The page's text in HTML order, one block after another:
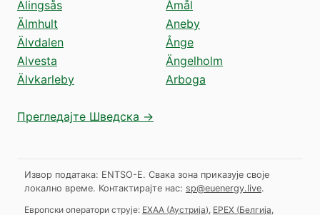
Alingsås
Älmhult
Älvdalen
Alvesta
Älvkarleby
Åmål
Aneby
Ånge
Ängelholm
Arboga
Прегледајте Шведска →
Извор података: ENTSO-E. Свака зона приказује своје
локално време. Контактирајте нас: sp@euenergy.live.
Европски оператори струје: EXAA (Аустрија) EPEX (Белгија,